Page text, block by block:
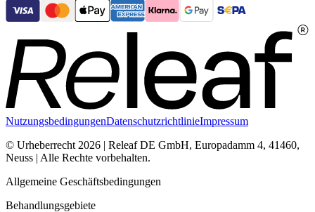
NutzungsbedingungenDatenschutzrichtlinieImpressum
© Urheberrecht 2026 | Releaf DE GmbH, Europadamm 4, 41460,
Neuss | Alle Rechte vorbehalten.
Allgemeine Geschäftsbedingungen
Behandlungsgebiete